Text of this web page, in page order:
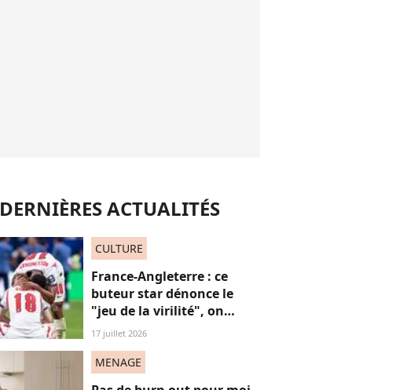
DERNIÈRES ACTUALITÉS
CULTURE
France-Angleterre : ce
buteur star dénonce le
"jeu de la virilité", on
décrypte ses mots pas très
17 juillet 2026
MENAGE